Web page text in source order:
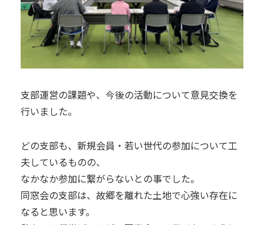
支部運営の課題や、今後の活動について意見交換を
行いました。
どの支部も、新規会員・若い世代の参加について工
夫しているものの、
なかなか参加に繋がらないとの事でした。
同窓会の支部は、故郷を離れた土地で心強い存在に
なると思います。